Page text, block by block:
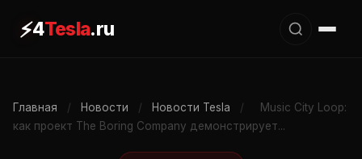
⚡4Tesla.ru
Главная / Новости / Новости Tesla /
Music City Loop:
как проект The Boring Company демонстрирует...